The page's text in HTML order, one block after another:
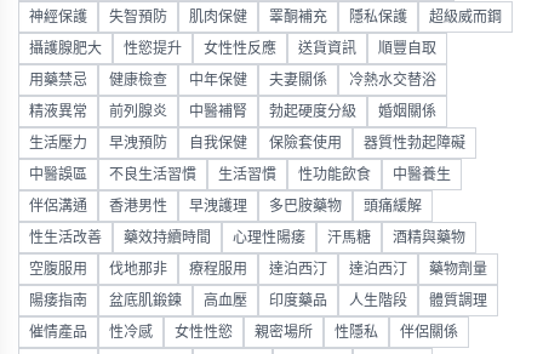
神經保護 失智預防 肌肉保健 睪酮補充 隱私保護 超級威而鋼
攝護腺肥大 性慾提升 女性性反應 送貨資訊 順豐自取
用藥禁忌 健康檢查 中年保健 夫妻關係 冷熱水交替浴
精液異常 前列腺炎 中醫補腎 勃起硬度分級 婚姻關係
生活壓力 早洩預防 自我保健 保險套使用 器質性勃起障礙
中醫誤區 不良生活習慣 生活習慣 性功能飲食 中醫養生
伴侶溝通 香港男性 早洩護理 多巴胺藥物 頭痛緩解
性生活改善 藥效持續時間 心理性陽痿 汗馬糖 酒精與藥物
空腹服用 伐地那非 療程服用 達泊西汀 達泊西汀 藥物劑量
陽痿指南 盆底肌鍛鍊 高血壓 印度藥品 人生階段 體質調理
催情產品 性冷感 女性性慾 親密場所 性隱私 伴侶關係